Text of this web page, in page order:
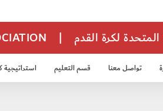
| المتحدة لكرة القدم
تواصل معنا قسم التعليم استراتيجية